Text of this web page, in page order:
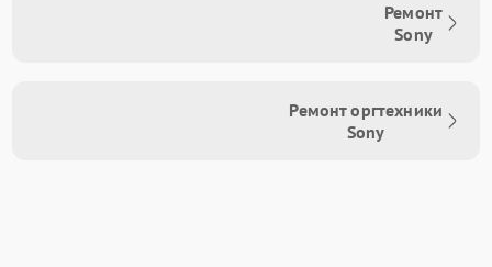
Ремонт
Sony
Ремонт оргтехники
Sony